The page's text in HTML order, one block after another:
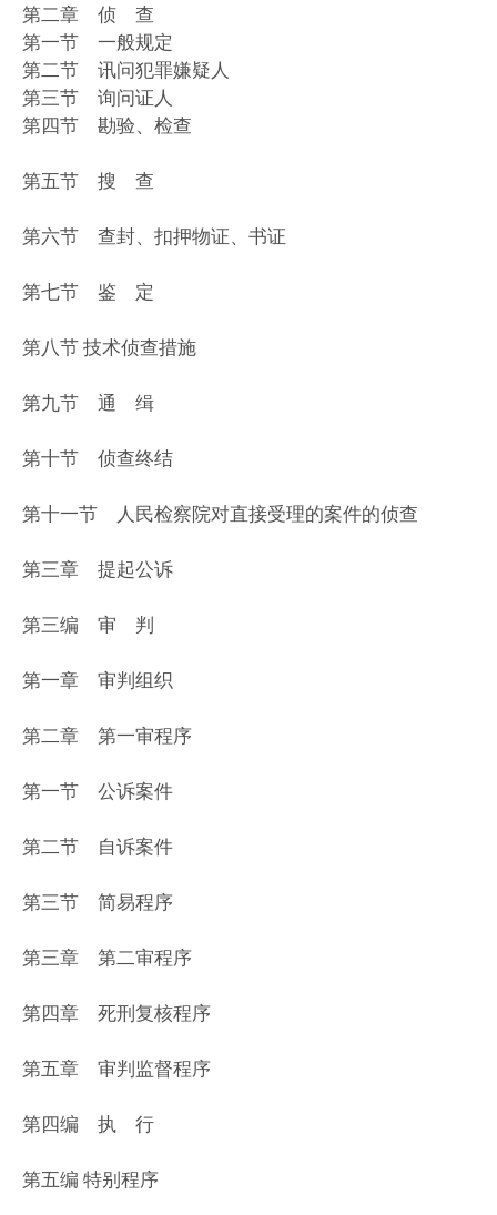
第二章 侦 查
第一节 一般规定
第二节 讯问犯罪嫌疑人
第三节 询问证人
第四节 勘验、检查
第五节 搜 查
第六节 查封、扣押物证、书证
第七节 鉴 定
第八节 技术侦查措施
第九节 通 缉
第十节 侦查终结
第十一节 人民检察院对直接受理的案件的侦查
第三章 提起公诉
第三编 审 判
第一章 审判组织
第二章 第一审程序
第一节 公诉案件
第二节 自诉案件
第三节 简易程序
第三章 第二审程序
第四章 死刑复核程序
第五章 审判监督程序
第四编 执 行
第五编 特别程序